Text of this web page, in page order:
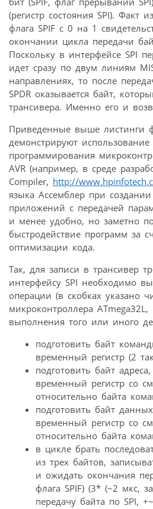
(регистр состояния SPI). Факт
флага SPIF c 0 на 1
окончании цикла передачи
Поскольку в интерфейсе SPI
идет сразу по двум линиям
направлениях, то после
SPDR оказывается байт,
трансивера. Именно его и
Приведенные выше листинги
демонстрируют
программирования
AVR (например, в среде
Compiler, http://
языка Ассемблер при
приложений с передачей
и менее удобно, но заметно
быстродействие программ за
оптимизации кода.
Так, для записи в трансивер
интерфейсу SPI необходимо
операции (в скобках указано
микроконтроллера
выполнения того или иного
подготовить байт
временный регистр (2
подготовить байт
временный регистр со
относительно байта
подготовить байт
временный регистр со
относительно байта
в цикле брать
из трех байтов,
и ожидать окончания
флага SPIF) (3* (~2 мкс,
передачу байта по SPI,